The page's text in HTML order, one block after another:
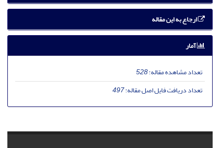
ارجاع به این مقاله
آمار
تعداد مشاهده مقاله:528
تعداد دریافت فایل اصل مقاله:497